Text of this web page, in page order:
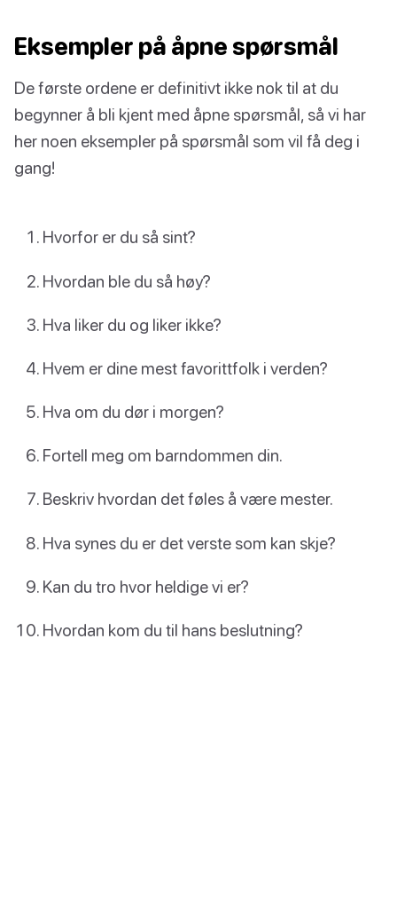
Eksempler på åpne spørsmål
De første ordene er definitivt ikke nok til at du
begynner å bli kjent med åpne spørsmål, så vi har
her noen eksempler på spørsmål som vil få deg i
gang!
Hvorfor er du så sint?
Hvordan ble du så høy?
Hva liker du og liker ikke?
Hvem er dine mest favorittfolk i verden?
Hva om du dør i morgen?
Fortell meg om barndommen din.
Beskriv hvordan det føles å være mester.
Hva synes du er det verste som kan skje?
Kan du tro hvor heldige vi er?
Hvordan kom du til hans beslutning?